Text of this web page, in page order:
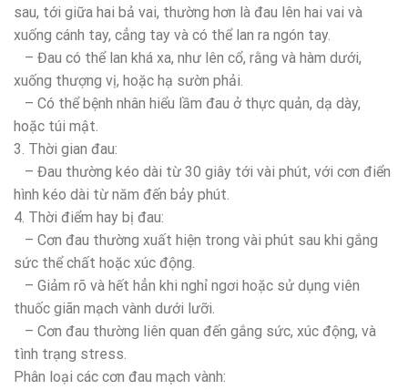
sau, tới giữa hai bả vai, thường hơn là đau lên hai vai và
xuống cánh tay, cẳng tay và có thể lan ra ngón tay.
– Đau có thể lan khá xa, như lên cổ, rằng và hàm dưới,
xuống thượng vị, hoặc hạ sườn phải.
– Có thể bệnh nhân hiểu lầm đau ở thực quản, dạ dày,
hoặc túi mật.
3. Thời gian đau:
– Đau thường kéo dài từ 30 giây tới vài phút, với cơn điển
hình kéo dài từ năm đến bảy phút.
4. Thời điểm hay bị đau:
– Cơn đau thường xuất hiện trong vài phút sau khi gắng
sức thể chất hoặc xúc động.
– Giảm rõ và hết hẳn khi nghỉ ngơi hoặc sử dụng viên
thuốc giãn mạch vành dưới lưỡi.
– Cơn đau thường liên quan đến gắng sức, xúc động, và
tình trạng stress.
Phân loại các cơn đau mạch vành: